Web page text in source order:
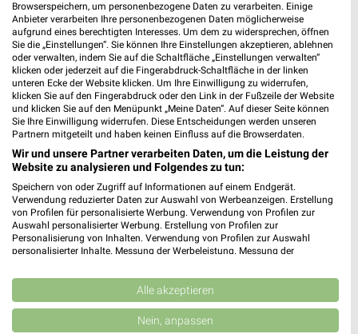
Elektro Jonietz OHG Frankenberg
Auf dem Gericht 42
35066 Frankenberg
356,37 km • Angebote: 1 Prospekt
Elektro Jonietz Frankenberg
Uferstr. 5a
35066 Frankenberg
Heute
geschlossen
356,25 km • Angebote: 1 Prospekt
❯
media@home Hifi Gärber Fulda
Abtstor 7-9
36037 Fulda
Browserspeichern, um personenbezogene Daten zu verarbeiten. Einige
Anbieter verarbeiten Ihre personenbezogenen Daten möglicherweise
aufgrund eines berechtigten Interesses. Um dem zu widersprechen, öffnen
Sie die „Einstellungen“. Sie können Ihre Einstellungen akzeptieren, ablehnen
oder verwalten, indem Sie auf die Schaltfläche „Einstellungen verwalten“
klicken oder jederzeit auf die Fingerabdruck-Schaltfläche in der linken
unteren Ecke der Website klicken. Um Ihre Einwilligung zu widerrufen,
klicken Sie auf den Fingerabdruck oder den Link in der Fußzeile der Website
und klicken Sie auf den Menüpunkt „Meine Daten“. Auf dieser Seite können
Sie Ihre Einwilligung widerrufen. Diese Entscheidungen werden unseren
Partnern mitgeteilt und haben keinen Einfluss auf die Browserdaten.
Wir und unsere Partner verarbeiten Daten, um die Leistung der
Website zu analysieren und Folgendes zu tun:
Speichern von oder Zugriff auf Informationen auf einem Endgerät.
Verwendung reduzierter Daten zur Auswahl von Werbeanzeigen. Erstellung
von Profilen für personalisierte Werbung. Verwendung von Profilen zur
Auswahl personalisierter Werbung. Erstellung von Profilen zur
Personalisierung von Inhalten. Verwendung von Profilen zur Auswahl
personalisierter Inhalte. Messung der Werbeleistung. Messung der
Kombinationen von Daten aus verschiedenen Quellen. Entwicklung und
Verbesserung der Angebote. Verwendung reduzierter Daten zur Auswahl
von Inhalten.
Daten können außerhalb der Europäischen Union weitergegeben und in die
USA gesendet werden.
Alle akzeptieren
Nein, anpassen